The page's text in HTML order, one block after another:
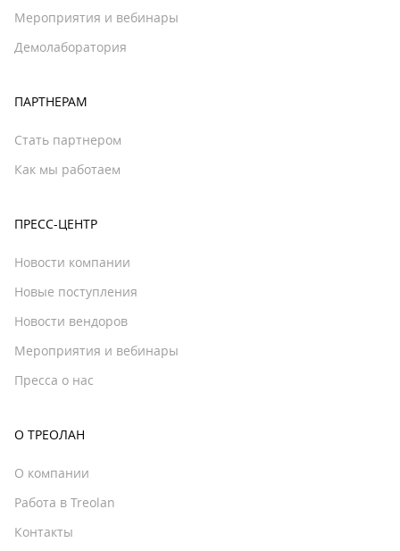
Мероприятия и вебинары
Демолаборатория
ПАРТНЕРАМ
Стать партнером
Как мы работаем
ПРЕСС-ЦЕНТР
Новости компании
Новые поступления
Новости вендоров
Мероприятия и вебинары
Пресса о нас
О ТРЕОЛАН
О компании
Работа в Treolan
Контакты